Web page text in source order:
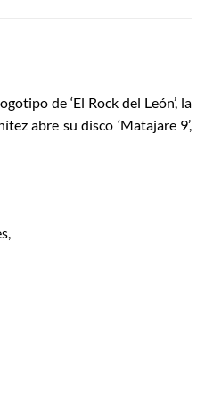
de ‘El Rock del León’, la
abre su disco ‘Matajare 9’,